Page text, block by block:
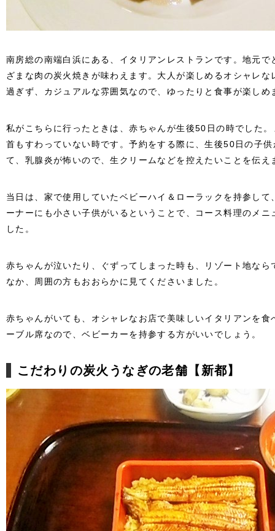
南房総の南端白浜にある、イタリアンレストランです。地元
ざまな肉の炭火焼きが味わえます。大人が楽しめるオシャレ
過ぎず、カジュアルな雰囲気なので、ゆったりと食事が楽しめ
私がこちらに行ったときは、赤ちゃんが生後50日の時でした
首もすわっていない時です。予約をする際に、生後50日の子
て、乳腺炎が怖いので、生クリームなどを控えたいことを伝え
当日は、家で使用していたベビーハイ＆ローラックを持参し
ーナーにも小さい子供がいるということで、コース料理のメ
した。
赤ちゃんが泣いたり、ぐずってしまった時も、リゾート地な
なか、周囲の方もおおらかに見てくださいました。
赤ちゃんがいても、オシャレなお店で美味しいイタリアンを
ーブル席なので、ベビーカーを持参する方がいいでしょう。
こだわりの炭火うなぎの老舗【新都】